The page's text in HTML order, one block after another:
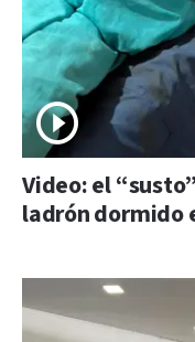
Video: el
ladrón dormido